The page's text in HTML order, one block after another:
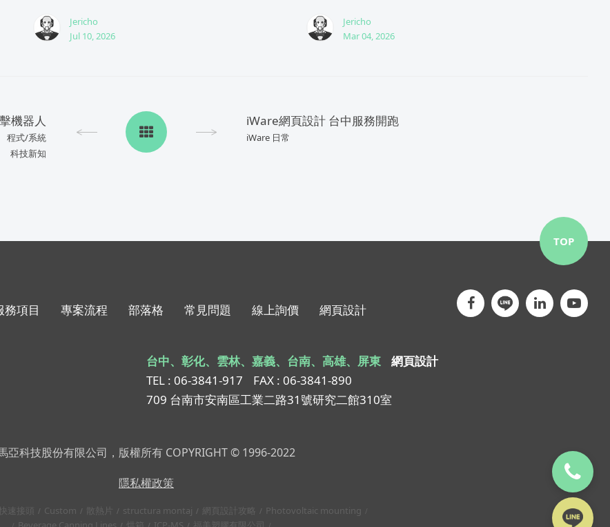
Jericho
Jul 10, 2026
Jericho
Mar 04, 2026
機器人
程式/系統
科技新知
iWare網頁設計 台中服務開跑
iWare 日常
務項目 專案流程 部落格 常見問題 線上詢價 網頁設計
台中、彰化、雲林、嘉義、台南、高雄、屏東
網頁設計
TEL : 06-3841-917
FAX : 06-3841-890
709 台南市安南區工業二路31號研究二館310室
亞科技股份有限公司，版權所有 COPYRIGHT © 1996-2022
隱私權政策
速接頭 Custom 散熱片 structura montaj 網頁設計攻略
Photovoltaic mounting
TOP